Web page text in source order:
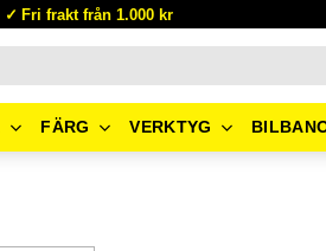
Fri frakt från 1.000 kr
FÄRG VERKTYG